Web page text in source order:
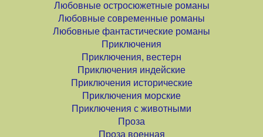
Любовные остросюжетные романы
Любовные современные романы
Любовные фантастические романы
Приключения
Приключения, вестерн
Приключения индейские
Приключения исторические
Приключения морские
Приключения с животными
Проза
Проза военная